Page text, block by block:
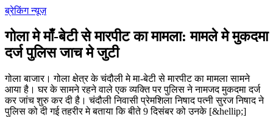
ब्रेकिंग न्यूज़
गोला मे माँ-बेटी से मारपीट का मामला: मामले मे मुकदमा
दर्ज पुलिस जाच मे जुटी
गोला बाजार। गोला क्षेत्र के चंदौली मे मा-बेटी से मारपीट का मामला सामने
आया है। घर के सामने रहने वाले एक व्यक्ति पर पुलिस ने नामजद मुकदमा दर्ज
कर जांच शुरु कर दी है। चंदौली निवासी प्रेमशिला निषाद पत्नी सुरज निषाद ने
पुलिस को दी गई तहरीर मे बताया कि बीते 9 दिसंबर को उनके [&hellip;]